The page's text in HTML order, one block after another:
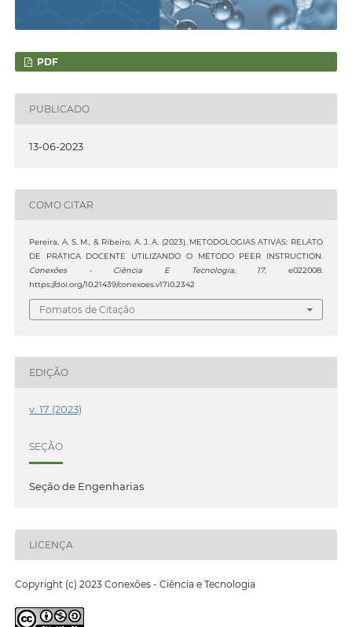
PDF
PUBLICADO
13-06-2023
COMO CITAR
Pereira, A. S. M., & Ribeiro, A. J. A. (2023). METODOLOGIAS ATIVAS: RELATO
DE PRÁTICA DOCENTE UTILIZANDO O MÉTODO PEER INSTRUCTION.
Conexões - Ciência E Tecnologia, 17, e022008.
https://doi.org/10.21439/conexoes.v17i0.2342
Fomatos de Citação
EDIÇÃO
v. 17 (2023)
SEÇÃO
Seção de Engenharias
LICENÇA
Copyright (c) 2023 Conexões - Ciência e Tecnologia